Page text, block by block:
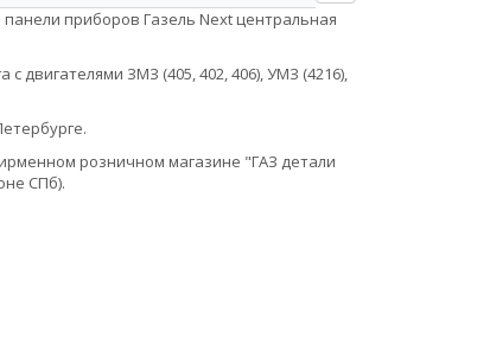
приборов Газель Next центральная
двигателями ЗМЗ (405, 402, 406), УМЗ (4216),
розничном магазине "ГАЗ детали
СПб).